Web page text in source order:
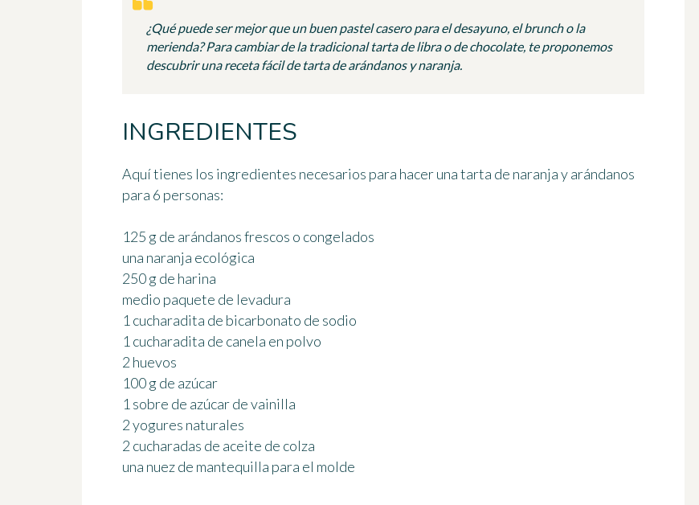
¿Qué puede ser mejor que un buen pastel casero para el desayuno, el brunch o la
merienda? Para cambiar de la tradicional tarta de libra o de chocolate, te proponemos
descubrir una receta fácil de tarta de arándanos y naranja.
INGREDIENTES
Aquí tienes los ingredientes necesarios para hacer una tarta de naranja y arándanos
para 6 personas:
125 g de arándanos frescos o congelados
una naranja ecológica
250 g de harina
medio paquete de levadura
1 cucharadita de bicarbonato de sodio
1 cucharadita de canela en polvo
2 huevos
100 g de azúcar
1 sobre de azúcar de vainilla
2 yogures naturales
2 cucharadas de aceite de colza
una nuez de mantequilla para el molde